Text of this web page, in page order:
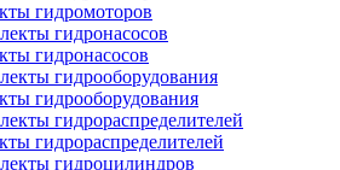
гидромоторов
гидронасосов
гидрооборудования
гидрораспределителей